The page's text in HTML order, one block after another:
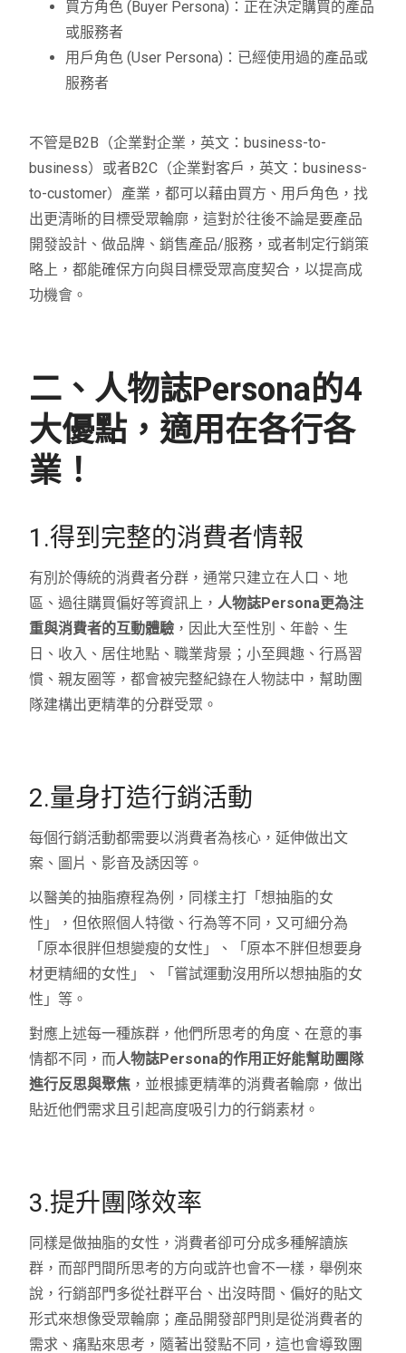
買方角色 (Buyer Persona)：正在決定購買的產品
或服務者
用戶角色 (User Persona)：已經使用過的產品或
服務者
不管是B2B（企業對企業，英文：business-to-
business）或者B2C（企業對客戶，英文：business-
to-customer）產業，都可以藉由買方、用戶角色，找
出更清晰的目標受眾輪廓，這對於往後不論是要產品
開發設計、做品牌、銷售產品/服務，或者制定行銷策
略上，都能確保方向與目標受眾高度契合，以提高成
功機會。
二、人物誌Persona的4
大優點，適用在各行各
業！
1.得到完整的消費者情報
有別於傳統的消費者分群，通常只建立在人口、地
區、過往購買偏好等資訊上，人物誌Persona更為注
重與消費者的互動體驗 ，因此大至性別、年齡、生
日、收入、居住地點、職業背景；小至興趣、行爲習
慣、親友圈等，都會被完整紀錄在人物誌中，幫助團
隊建構出更精準的分群受眾。
2.量身打造行銷活動
每個行銷活動都需要以消費者為核心，延伸做出文
案、圖片、影音及誘因等。
以醫美的抽脂療程為例，同樣主打「想抽脂的女
性」，但依照個人特徵、行為等不同，又可細分為
「原本很胖但想變瘦的女性」、「原本不胖但想要身
材更精細的女性」、「嘗試運動沒用所以想抽脂的女
性」等。
對應上述每一種族群，他們所思考的角度、在意的事
情都不同，而人物誌Persona的作用正好能幫助團隊
進行反思與聚焦 ，並根據更精準的消費者輪廓，做出
貼近他們需求且引起高度吸引力的行銷素材。
3.提升團隊效率
同樣是做抽脂的女性，消費者卻可分成多種解讀族
群，而部門間所思考的方向或許也會不一樣，舉例來
說，行銷部門多從社群平台、出沒時間、偏好的貼文
形式來想像受眾輪廓；產品開發部門則是從消費者的
需求、痛點來思考，隨著出發點不同，這也會導致團